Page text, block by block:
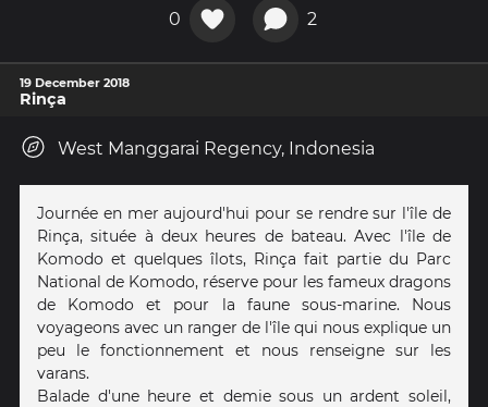
0 2
19 December 2018
Rinça
West Manggarai Regency, Indonesia
Journée en mer aujourd'hui pour se rendre sur l'île de
Rinça, située à deux heures de bateau. Avec l'île de
Komodo et quelques îlots, Rinça fait partie du Parc
National de Komodo, réserve pour les fameux dragons
de Komodo et pour la faune sous-marine. Nous
voyageons avec un ranger de l'île qui nous explique un
peu le fonctionnement et nous renseigne sur les
varans.
Balade d'une heure et demie sous un ardent soleil,